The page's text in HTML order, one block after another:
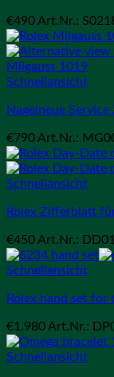
€490 Art.Nr.:
Schnellansicht
Nagelneue
€790 Art.Nr.:
Schnellansicht
Rolex Zifferblatt
€450 Art.Nr.:
Schnellansicht
Rolex hand set for
€1.980 Art.Nr.:
Schnellansicht